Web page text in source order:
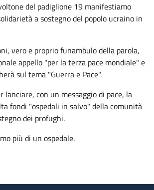
del padiglione 19 manifestiamo
a sostegno del popolo ucraino in
vero e proprio funambulo della parola,
appello "per la terza pace mondiale" e
sul tema "Guerra e Pace".
lanciare, con un messaggio di pace, la
fondi "ospedali in salvo" della comunità
dei profughi.
più di un ospedale.